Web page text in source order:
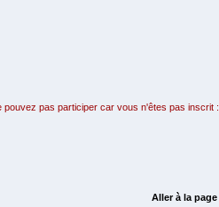
pouvez pas participer car vous n'êtes pas inscrit :
Aller à la page